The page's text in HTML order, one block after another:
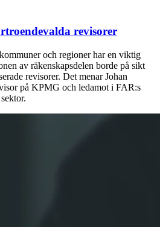
revisorer
och regioner har en viktig
av räkenskapsdelen borde på sikt
revisorer. Det menar Johan
på KPMG och ledamot i FAR:s